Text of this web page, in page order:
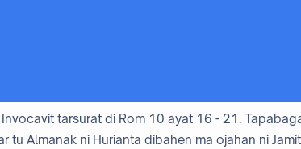
tarsurat di Rom 10 ayat 16 - 21.
tu Almanak ni Hurianta dibahen ma ojahan ni